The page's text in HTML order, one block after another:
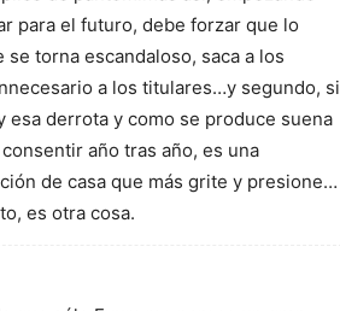
para el futuro, debe forzar que lo
torna escandaloso, saca a los
a los titulares…y segundo, si
esa derrota y como se produce suena
año tras año, es una
de casa que más grite y presione…
es otra cosa.